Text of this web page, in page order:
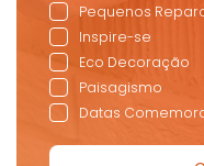
Pequenos
Inspire-se
Eco Decoração
Paisagismo
Datas